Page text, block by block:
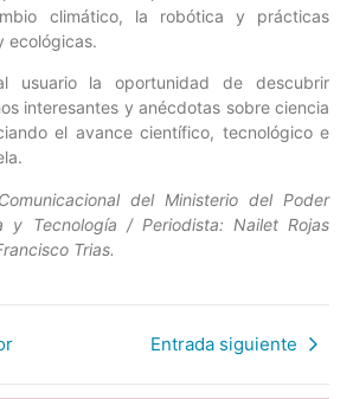
climático, la robótica y prácticas
ecológicas.
usuario la oportunidad de descubrir
interesantes y anécdotas sobre ciencia
el avance científico, tecnológico e
del Ministerio del Poder
y Tecnología / Periodista: Nailet Rojas
Trias.
Entrada siguiente